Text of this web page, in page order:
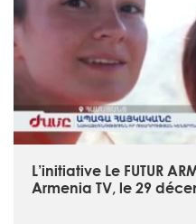
L’initiative Le FUTUR
Armenia TV, le 29